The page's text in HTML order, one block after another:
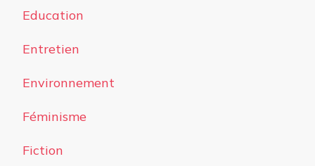
Education
Entretien
Environnement
Féminisme
Fiction